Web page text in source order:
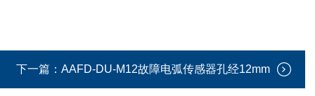
下一篇： AAFD-DU-M12故障电弧传感器孔经12mm